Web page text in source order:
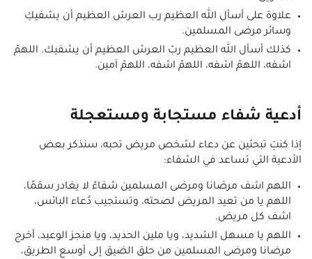
علاوة على أسأل الله العظيم رب العرش العظيم أن يشفيكِ
وسائر مرضى المسلمين.
كذلك أسأل الله العظيم ربّ العرش العظيم أن يشفيك. اللهمّ
اشفه، اللهمّ اشفه، اللهمّ اشفه، اللهمّ آمين.
أدعية شفاء مستجابة ومستعجلة
إذا كنتِ تبحثين عن دعاء لشخص مريض تحبه، سنذكر بعض
الأدعية التي تساعد في الشفاء:
اللهم اشف مرضانا ومرضى المسلمين شفاءً لا يغادر سقمًا،
اللهم يا من تعيد المريض لصحته، وتستجيب دُعاء البائس،
اشف كل مريض.
اللهم يا مسهل الشديد، ويا ملين الحديد، ويا منجز الوعيد، أخرج
مرضانا ومرضى المسلمين من حلق الضيق إلى أوسع الطريق،